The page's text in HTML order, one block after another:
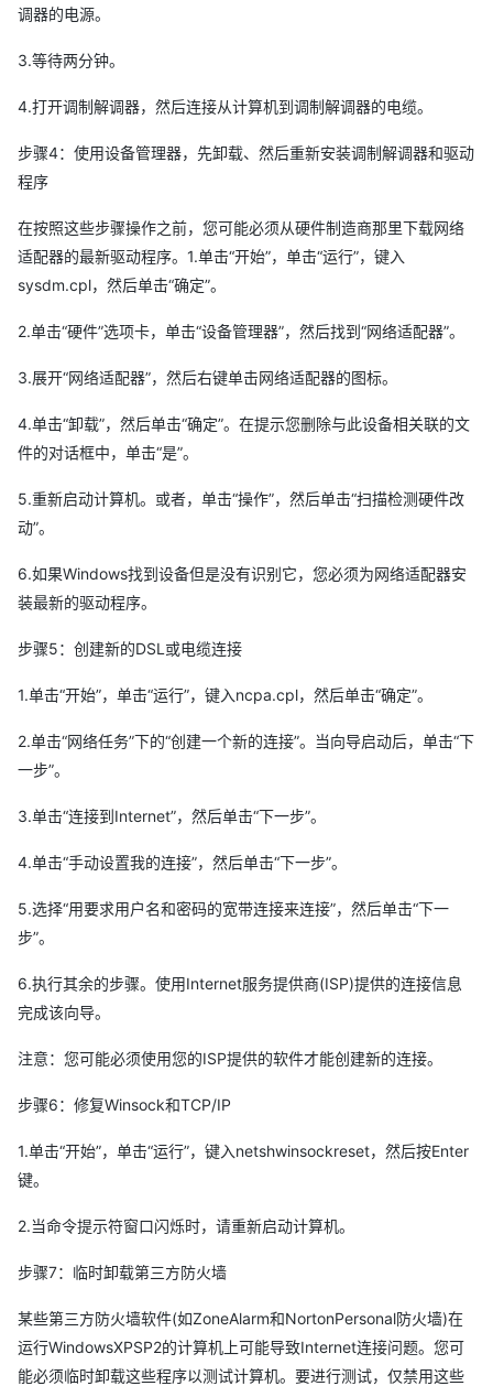
调器的电源。
3.等待两分钟。
4.打开调制解调器，然后连接从计算机到调制解调器的电缆。
步骤4：使用设备管理器，先卸载、然后重新安装调制解调器和驱动
程序
在按照这些步骤操作之前，您可能必须从硬件制造商那里下载网络
适配器的最新驱动程序。1.单击“开始”，单击“运行”，键入
sysdm.cpl，然后单击“确定”。
2.单击“硬件”选项卡，单击“设备管理器”，然后找到“网络适配器”。
3.展开“网络适配器”，然后右键单击网络适配器的图标。
4.单击“卸载”，然后单击“确定”。在提示您删除与此设备相关联的文
件的对话框中，单击“是”。
5.重新启动计算机。或者，单击“操作”，然后单击“扫描检测硬件改
动”。
6.如果Windows找到设备但是没有识别它，您必须为网络适配器安
装最新的驱动程序。
步骤5：创建新的DSL或电缆连接
1.单击“开始”，单击“运行”，键入ncpa.cpl，然后单击“确定”。
2.单击“网络任务”下的“创建一个新的连接”。当向导启动后，单击“下
一步”。
3.单击“连接到Internet”，然后单击“下一步”。
4.单击“手动设置我的连接”，然后单击“下一步”。
5.选择“用要求用户名和密码的宽带连接来连接”，然后单击“下一
步”。
6.执行其余的步骤。使用Internet服务提供商(ISP)提供的连接信息
完成该向导。
注意：您可能必须使用您的ISP提供的软件才能创建新的连接。
步骤6：修复Winsock和TCP/IP
1.单击“开始”，单击“运行”，键入netshwinsockreset，然后按Enter
键。
2.当命令提示符窗口闪烁时，请重新启动计算机。
步骤7：临时卸载第三方防火墙
某些第三方防火墙软件(如ZoneAlarm和NortonPersonal防火墙)在
运行WindowsXPSP2的计算机上可能导致Internet连接问题。您可
能必须临时卸载这些程序以测试计算机。要进行测试，仅禁用这些